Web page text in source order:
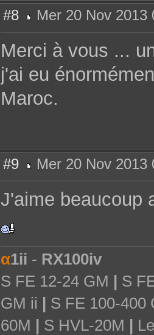
#8
e
s
a
Mer 20 Nov 2013
Merci à vous ...
j'ai eu
Maroc.
#9
e
s
Mer 20 Nov 2013
J'aime beaucoup
α1ii - RX100iv
S FE 12-24 GM | S
GM ii | S FE 100-400
60M | S HVL-20M |